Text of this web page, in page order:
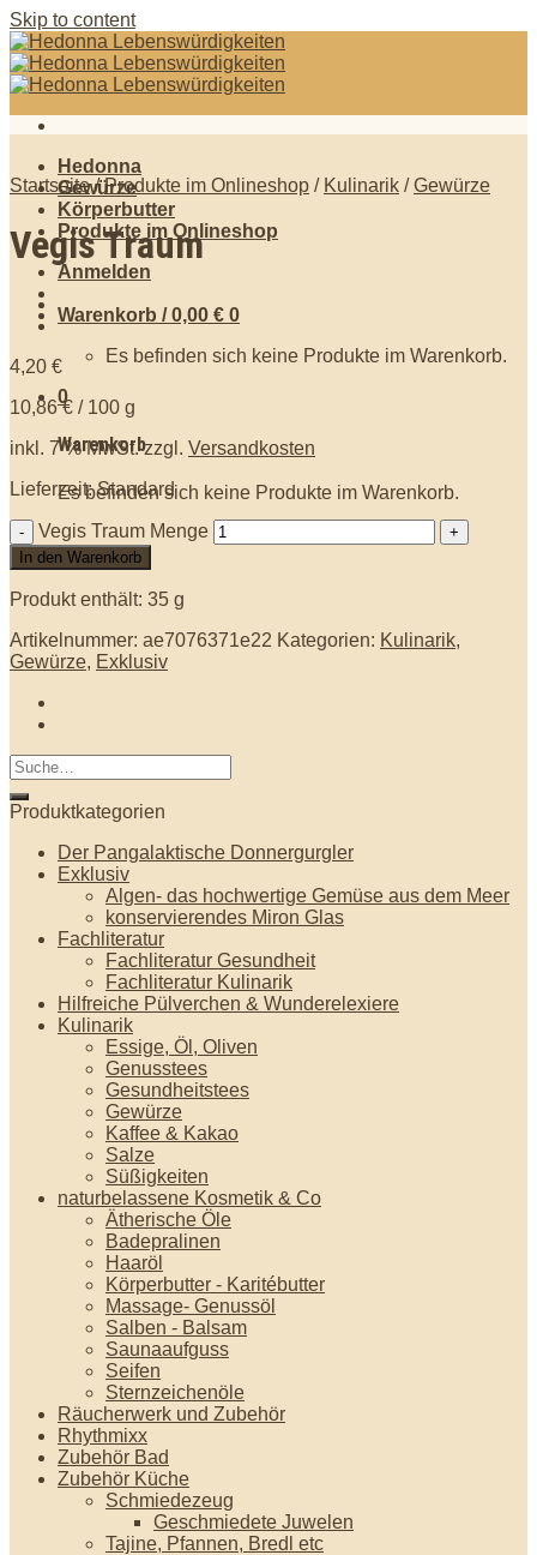
Skip to content
Hedonna
Gewürze
Körperbutter
Produkte im Onlineshop
Anmelden
Warenkorb /0,00 € 0
Es befinden sich keine Produkte im Warenkorb.
0
Warenkorb
Es befinden sich keine Produkte im Warenkorb.
Startseite / Produkte im Onlineshop / Kulinarik / Gewürze
Vegis Traum
4,20 €
10,86€ / 100 g
inkl. 7 % MwSt. zzgl. Versandkosten
Lieferzeit: Standard
Vegis Traum Menge
In den Warenkorb
Produkt enthält: 35 g
Artikelnummer: ae7076371e22 Kategorien: Kulinarik,
Gewürze, Exklusiv
Produktkategorien
Der Pangalaktische Donnergurgler
Exklusiv
Algen- das hochwertige Gemüse aus dem Meer
konservierendes Miron Glas
Fachliteratur
Fachliteratur Gesundheit
Fachliteratur Kulinarik
Hilfreiche Pülverchen & Wunderelexiere
Kulinarik
Essige, Öl, Oliven
Genusstees
Gesundheitstees
Gewürze
Kaffee & Kakao
Salze
Süßigkeiten
naturbelassene Kosmetik & Co
Ätherische Öle
Badepralinen
Haaröl
Körperbutter - Karitébutter
Massage- Genussöl
Salben - Balsam
Saunaaufguss
Seifen
Sternzeichenöle
Räucherwerk und Zubehör
Rhythmixx
Zubehör Bad
Zubehör Küche
Schmiedezeug
Geschmiedete Juwelen
Tajine, Pfannen, Bredl etc